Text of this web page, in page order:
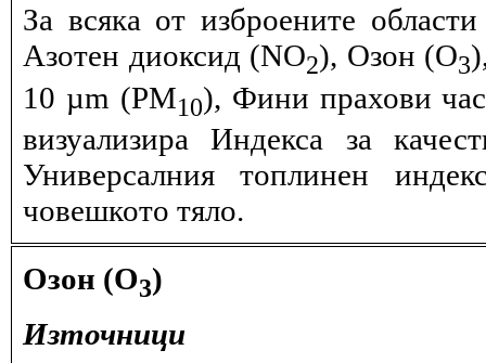
За всяка от изброените
Азотен диоксид (NO2), Озон (O3
10 µm (PM10), Фини прахови
визуализира Индекса за
Универсалния топлинен
човешкото тяло.
Озон (O3)
Източници